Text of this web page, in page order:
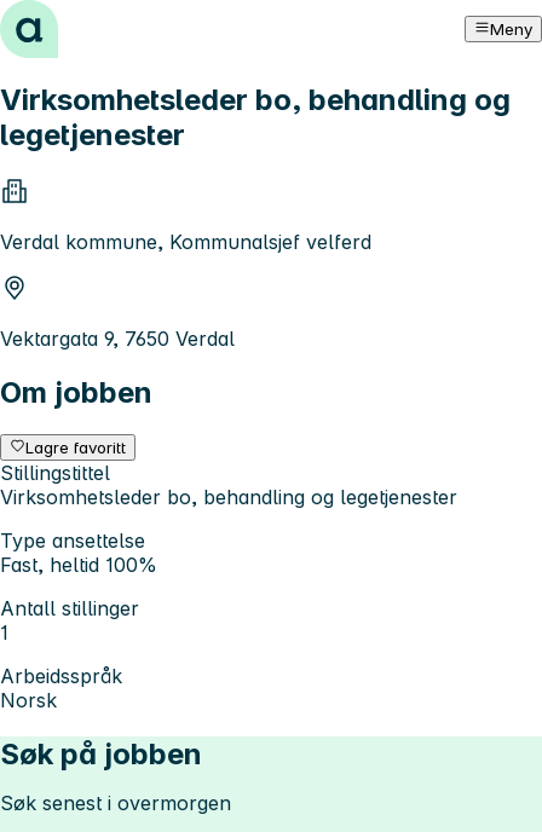
Hopp til innhold Meny
Virksomhetsleder bo, behandling og
legetjenester
Verdal kommune, Kommunalsjef velferd
Vektargata 9, 7650 Verdal
Om jobben
Lagre favoritt
Stillingstittel
Virksomhetsleder bo, behandling og legetjenester
Type ansettelse
Fast, heltid 100%
Antall stillinger
1
Arbeidsspråk
Norsk
Søk på jobben
Søk senest i overmorgen